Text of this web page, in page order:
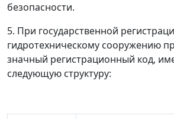
безопасности.
5. При государственной
гидротехническому сооружению
значный регистрационный код,
следующую структуру: